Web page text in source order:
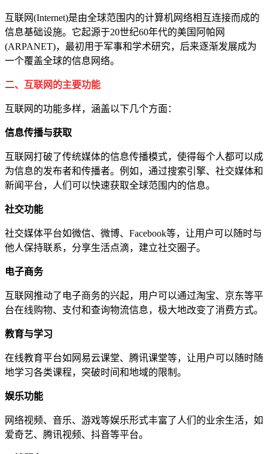
互联网(Internet)是由全球范围内的计算机网络相互连接而成的
信息基础设施。它起源于20世纪60年代的美国阿帕网
(ARPANET)，最初用于军事和学术研究，后来逐渐发展成为
一个覆盖全球的信息网络。
二、互联网的主要功能
互联网的功能多样，涵盖以下几个方面：
信息传播与获取
互联网打破了传统媒体的信息传播模式，使得每个人都可以成
为信息的发布者和传播者。例如，通过搜索引擎、社交媒体和
新闻平台，人们可以快速获取全球范围内的信息。
社交功能
社交媒体平台如微信、微博、Facebook等，让用户可以随时与
他人保持联系，分享生活点滴，建立社交圈子。
电子商务
互联网推动了电子商务的兴起，用户可以通过淘宝、京东等平
台在线购物、支付和查询物流信息，极大地改变了消费方式。
教育与学习
在线教育平台如网易云课堂、腾讯课堂等，让用户可以随时随
地学习各类课程，突破时间和地域的限制。
娱乐功能
网络视频、音乐、游戏等娱乐形式丰富了人们的业余生活，如
爱奇艺、腾讯视频、抖音等平台。